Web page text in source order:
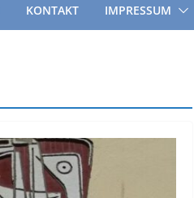
KONTAKT IMPRESSUM